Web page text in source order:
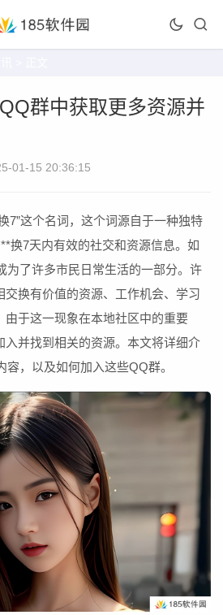
群中获取更多资源并
01-15 20:36:15
7”这个名词，这个词源自于一种独特
换7天内有效的社交和资源信息。如
为了许多市民日常生活的一部分。许
交换有价值的资源、工作机会、学习
由于这一现象在本地社区中的重要
入并找到相关的资源。本文将详细介
，以及如何加入这些QQ群。